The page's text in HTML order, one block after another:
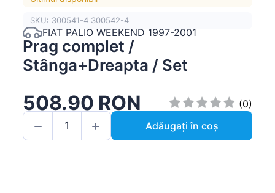
SKU: 300541-4 300542-4
FIAT PALIO WEEKEND 1997-2001
Prag complet /
Stânga+Dreapta / Set
508.90 RON
(0)
Adăugați în coș